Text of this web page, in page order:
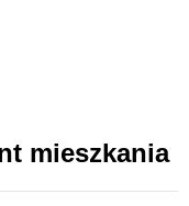
mieszkania